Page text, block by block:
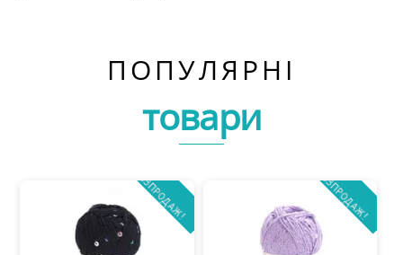
ПОПУЛЯРНІ
товари
РОЗПРОДАЖ! РОЗПРОДАЖ!